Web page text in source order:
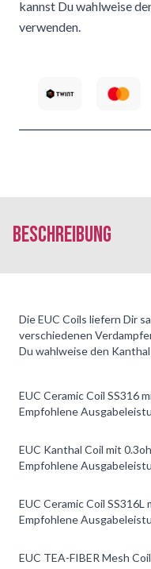
kannst Du wahlweise
verwenden.
Beschreibung
Die EUC Coils liefern Dir
verschiedenen
Du wahlweise den
EUC Ceramic Coil SS316
Empfohlene
EUC Kanthal Coil mit
Empfohlene
EUC Ceramic Coil SS316L
Empfohlene
EUC TEA-FIBER Mesh